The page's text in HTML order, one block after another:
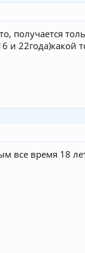
получается
и 22года)какой
все время 18